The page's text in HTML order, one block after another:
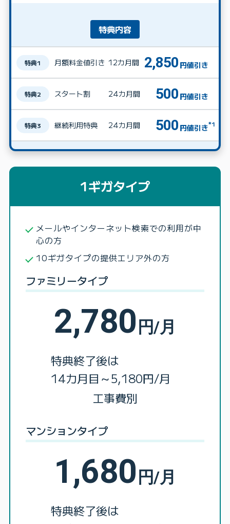
1ギガタイプ
特典内容
特典1 月額料金値引き 12カ月間 2,850 円値引き
特典2 スタート割 24カ月間 500 円値引き
特典3 継続利用特典 24カ月間 500 円値引き*1
メールやインターネット検索での利用が中
心の方
10ギガタイプの提供エリア外の方
ファミリータイプ
2,780 円/月
特典終了後は
14カ月目～5,180円/月
工事費別
マンションタイプ
1,680 円/月
特典終了後は